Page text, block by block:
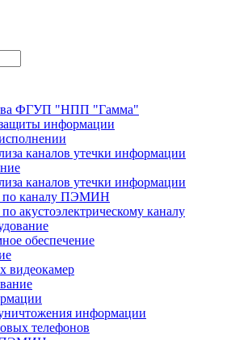
ФГУП "НПП "Гамма"
информации
каналов утечки информации
каналов утечки информации
по каналу ПЭМИН
акустоэлектрическому каналу
обеспечение
видеокамер
информации
телефонов